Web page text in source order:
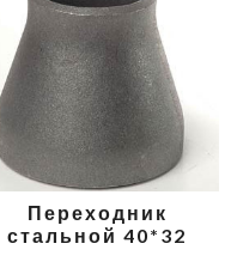
Переходник
стальной 40*32